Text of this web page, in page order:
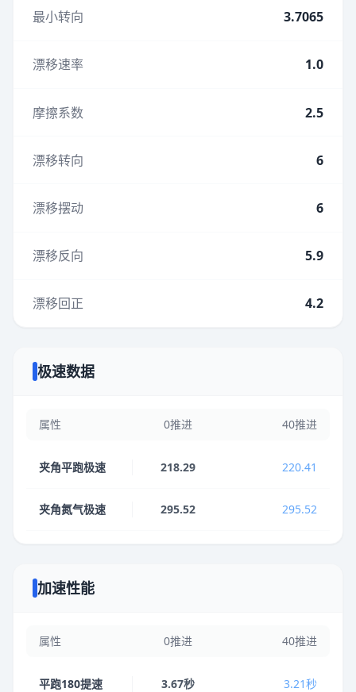
最小转向 3.7065
漂移速率 1.0
摩擦系数 2.5
漂移转向 6
漂移摆动 6
漂移反向 5.9
漂移回正 4.2
极速数据
属性 0推进 40推进
夹角平跑极速 218.29 220.41
夹角氮气极速 295.52 295.52
加速性能
属性 0推进 40推进
平跑180提速 3.67秒 3.21秒